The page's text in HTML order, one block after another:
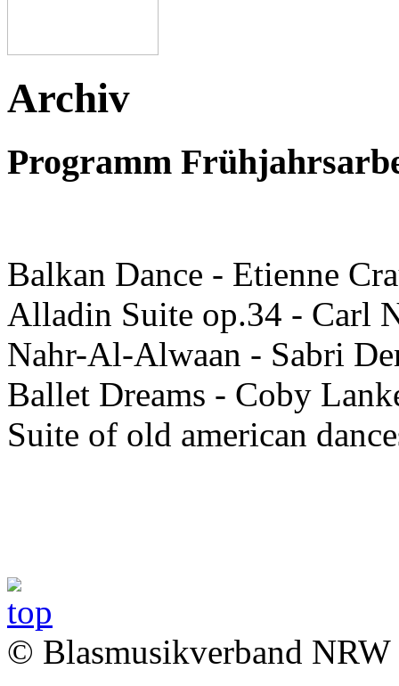
Archiv
Programm
Balkan Dance - Etienne
Alladin Suite op.34 - Carl
Nahr-Al-Alwaan - Sabri
Ballet Dreams - Coby
Suite of old american
© Blasmusikverband NRW